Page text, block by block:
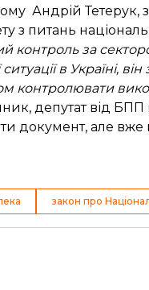
Андрій Тетерук,
з питань
контроль за
в Україні,
контролювати
депутат від БПП
документ, але вже
закон про